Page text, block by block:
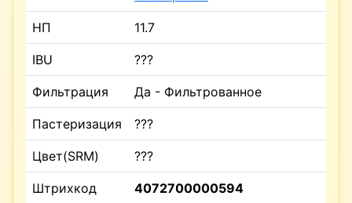
НП 11.7
IBU ???
Фильтрация Да - Фильтрованное
Пастеризация ???
Цвет(SRM) ???
Штрихкод 4072700000594